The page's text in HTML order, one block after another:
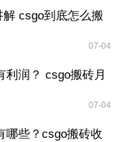
csgo到底怎么搬
07-04
利润？ csgo搬砖月
07-04
哪些？csgo搬砖收